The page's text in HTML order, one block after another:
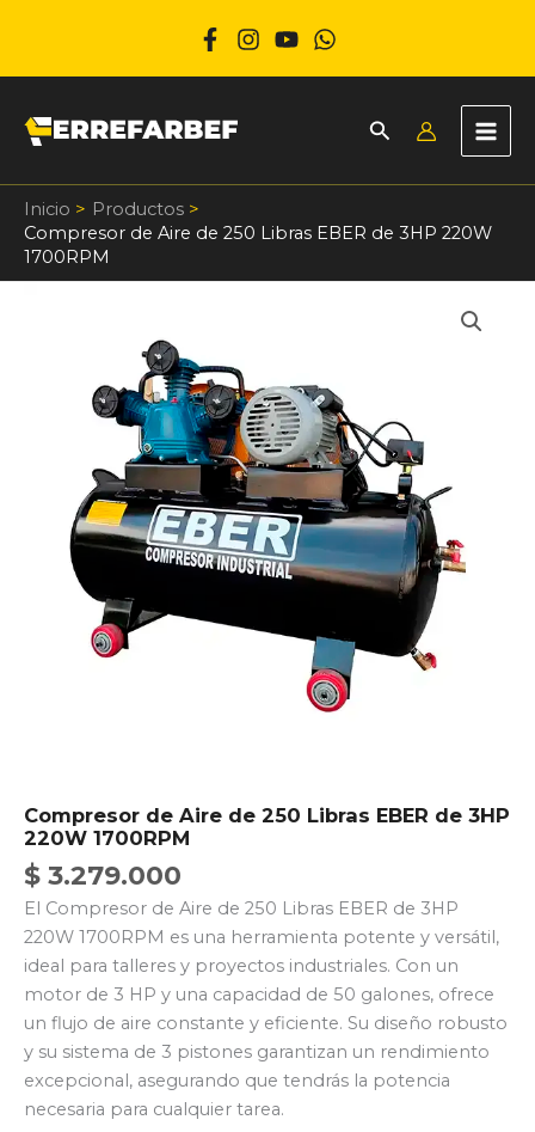
Inicio
Productos
Compresor de Aire de 250 Libras EBER de 3HP 220W
1700RPM
Compresor de Aire de 250 Libras EBER de 3HP
220W 1700RPM
$ 3.279.000
El Compresor de Aire de 250 Libras EBER de 3HP
220W 1700RPM es una herramienta potente y versátil,
ideal para talleres y proyectos industriales. Con un
motor de 3 HP y una capacidad de 50 galones, ofrece
un flujo de aire constante y eficiente. Su diseño robusto
y su sistema de 3 pistones garantizan un rendimiento
excepcional, asegurando que tendrás la potencia
necesaria para cualquier tarea.